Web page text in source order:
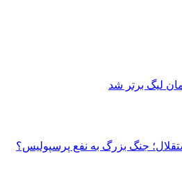
لیگ برتر شد
جنگ بزرگ به نفع پرسپولیس؟